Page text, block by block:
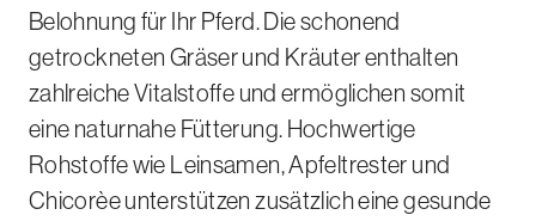
Belohnung für Ihr Pferd. Die schonend
getrockneten Gräser und Kräuter enthalten
zahlreiche Vitalstoffe und ermöglichen somit
eine naturnahe Fütterung. Hochwertige
Rohstoffe wie Leinsamen, Apfeltrester und
Chicorèe unterstützen zusätzlich eine gesunde